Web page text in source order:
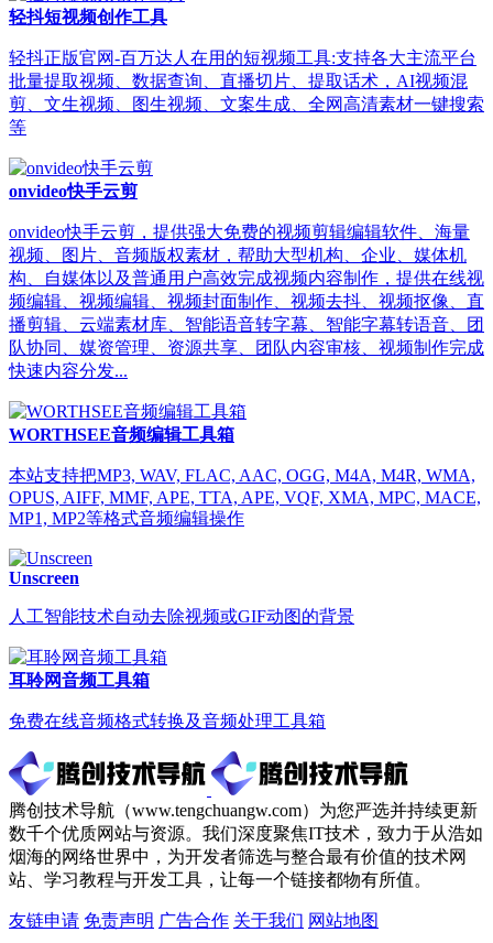
轻抖短视频创作工具
轻抖正版官网-百万达人在用的短视频工具:支持各大主流平台
批量提取视频、数据查询、直播切片、提取话术，AI视频混
剪、文生视频、图生视频、文案生成、全网高清素材一键搜索
等
onvideo快手云剪
onvideo快手云剪，提供强大免费的视频剪辑编辑软件、海量
视频、图片、音频版权素材，帮助大型机构、企业、媒体机
构、自媒体以及普通用户高效完成视频内容制作，提供在线视
频编辑、视频编辑、视频封面制作、视频去抖、视频抠像、直
播剪辑、云端素材库、智能语音转字幕、智能字幕转语音、团
队协同、媒资管理、资源共享、团队内容审核、视频制作完成
快速内容分发...
WORTHSEE音频编辑工具箱
本站支持把MP3, WAV, FLAC, AAC, OGG, M4A, M4R, WMA,
OPUS, AIFF, MMF, APE, TTA, APE, VQF, XMA, MPC, MACE,
MP1, MP2等格式音频编辑操作
Unscreen
人工智能技术自动去除视频或GIF动图的背景
耳聆网音频工具箱
免费在线音频格式转换及音频处理工具箱
腾创技术导航（www.tengchuangw.com）为您严选并持续更新
数千个优质网站与资源。我们深度聚焦IT技术，致力于从浩如
烟海的网络世界中，为开发者筛选与整合最有价值的技术网
站、学习教程与开发工具，让每一个链接都物有所值。
友链申请 免责声明 广告合作 关于我们 网站地图